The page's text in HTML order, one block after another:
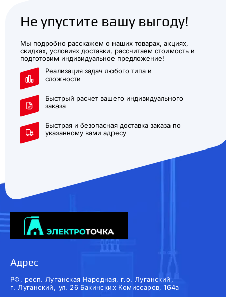
Не упустите вашу выгоду!
Мы подробно расскажем о наших товарах, акциях,
скидках, условиях доставки, рассчитаем стоимость и
подготовим индивидуальное предложение!
Реализация задач любого типа и
сложности
Быстрый расчет вашего индивидуального
заказа
Быстрая и безопасная доставка заказа по
указанному вами адресу
Адрес
РФ, респ. Луганская Народная, г.о. Луганский,
г. Луганский, ул. 26 Бакинских Комиссаров, 164а